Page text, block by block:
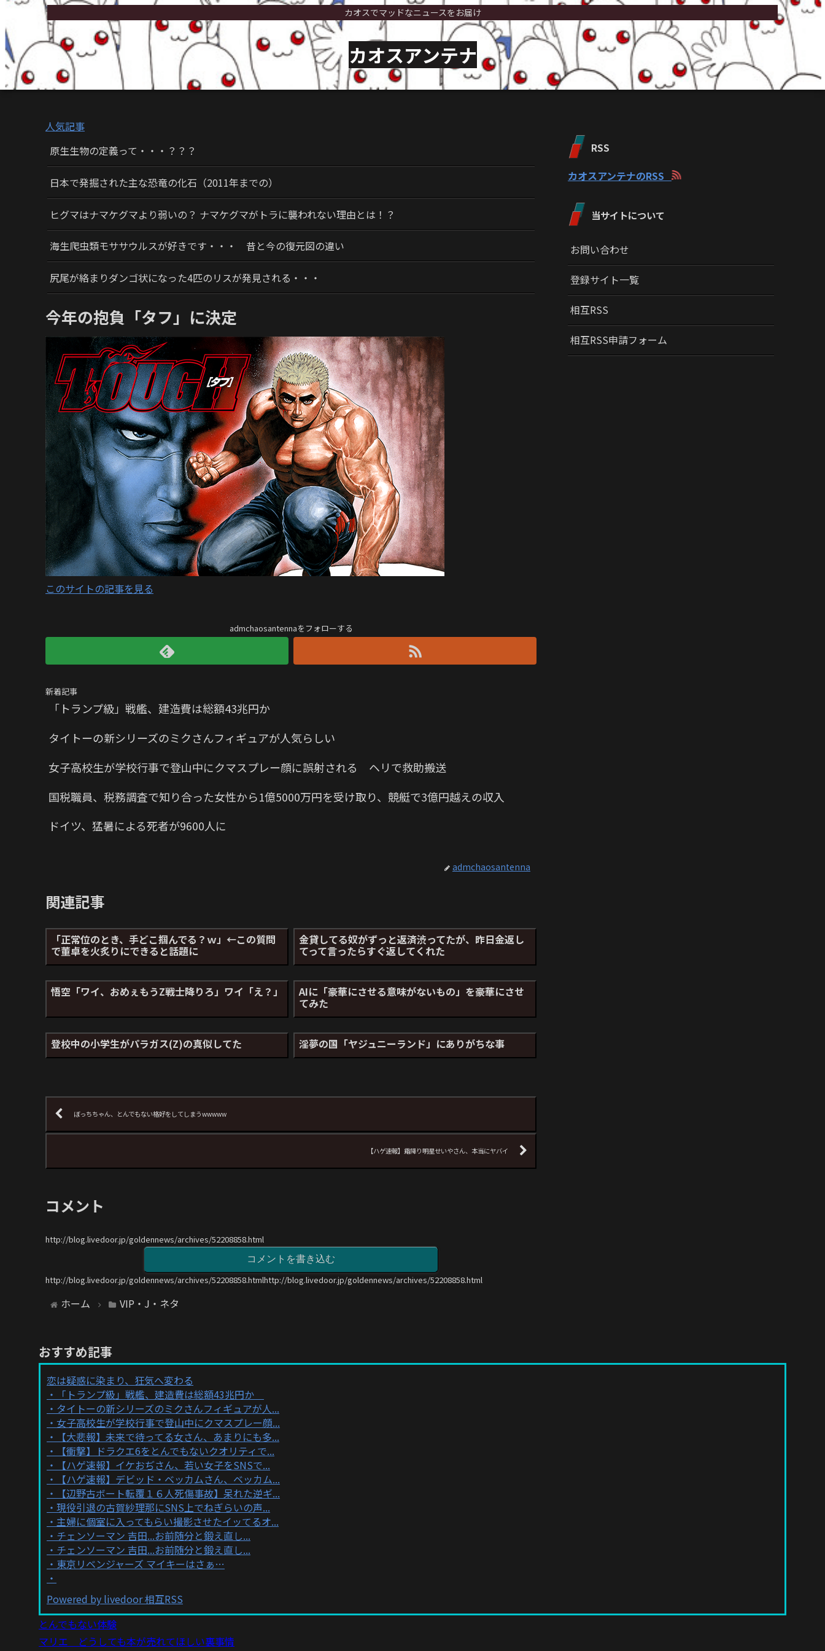
カオスでマッドなニュースをお届け
カオスアンテナ
人気記事
原生生物の定義って・・・？？？
日本で発掘された主な恐竜の化石（2011年までの）
ヒグマはナマケグマより弱いの？ ナマケグマがトラに襲われない理由とは！？
海生爬虫類モササウルスが好きです・・・ 昔と今の復元図の違い
尻尾が絡まりダンゴ状になった4匹のリスが発見される・・・
今年の抱負「タフ」に決定
このサイトの記事を見る
admchaosantennaをフォローする
新着記事
「トランプ級」戦艦、建造費は総額43兆円か
タイトーの新シリーズのミクさんフィギュアが人気らしい
女子高校生が学校行事で登山中にクマスプレー顔に誤射される ヘリで救助搬送
国税職員、税務調査で知り合った女性から1億5000万円を受け取り、競艇で3億円越えの収入
ドイツ、猛暑による死者が9600人に
admchaosantenna
関連記事
「正常位のとき、手どこ掴んでる？ｗ」←この質問
で董卓を火炙りにできると話題に
金貸してる奴がずっと返済渋ってたが、昨日金返し
てって言ったらすぐ返してくれた
悟空「ワイ、おめぇもうZ戦士降りろ」ワイ「え？」 AIに「豪華にさせる意味がないもの」を豪華にさせ
てみた
登校中の小学生がパラガス(Z)の真似してた 淫夢の国「ヤジュニーランド」にありがちな事
ぼっちちゃん、とんでもない格好をしてしまうwwwww
【ハゲ速報】霜降り明星せいやさん、本当にヤバイ
コメント
http://blog.livedoor.jp/goldennews/archives/52208858.html
コメントを書き込む
http://blog.livedoor.jp/goldennews/archives/52208858.htmlhttp://blog.livedoor.jp/goldennews/archives/52208858.html
ホーム VIP・J・ネタ
RSS
カオスアンテナのRSS
当サイトについて
お問い合わせ
登録サイト一覧
相互RSS
相互RSS申請フォーム
おすすめ記事
恋は疑惑に染まり、狂気へ変わる
「トランプ級」戦艦、建造費は総額43兆円か
タイトーの新シリーズのミクさんフィギュアが人...
女子高校生が学校行事で登山中にクマスプレー顔...
【大悲報】未来で待ってる女さん、あまりにも多...
【衝撃】ドラクエ6をとんでもないクオリティで...
【ハゲ速報】イケおぢさん、若い女子をSNSで...
【ハゲ速報】デビッド・ベッカムさん、ベッカム...
【辺野古ボート転覆１６人死傷事故】呆れた逆ギ...
現役引退の古賀紗理那にSNS上でねぎらいの声...
主婦に個室に入ってもらい撮影させたイッてるオ...
チェンソーマン 吉田...お前随分と鍛え直し...
チェンソーマン 吉田...お前随分と鍛え直し...
東京リベンジャーズ マイキーはさぁ…
Powered by livedoor 相互RSS
とんでもない体験
マリエ どうしても本が売れてほしい裏事情